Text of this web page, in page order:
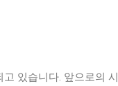
있습니다. 앞으로의